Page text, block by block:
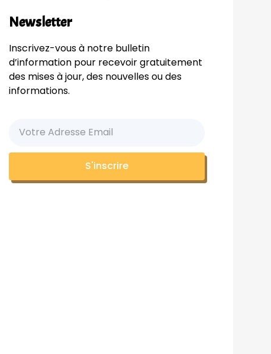
Newsletter
Inscrivez-vous à notre bulletin
d’information pour recevoir gratuitement
des mises à jour, des nouvelles ou des
informations.
S'inscrire